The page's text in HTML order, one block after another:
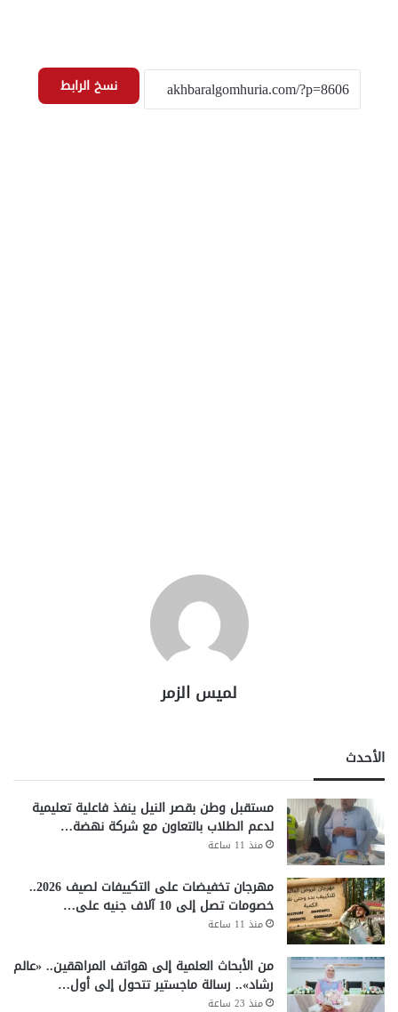
نسخ الرابط
لميس الزمر
الأحدث
مستقبل وطن بقصر النيل ينفذ فاعلية تعليمية
لدعم الطلاب بالتعاون مع شركة نهضة…
منذ 11 ساعة
مهرجان تخفيضات على التكييفات لصيف 2026..
خصومات تصل إلى 10 آلاف جنيه على…
منذ 11 ساعة
من الأبحاث العلمية إلى هواتف المراهقين.. «عالم
رشاد».. رسالة ماجستير تتحول إلى أول…
منذ 23 ساعة